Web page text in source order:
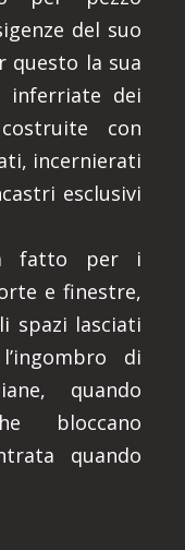
del suo
questo la sua
inferriate dei
con
incernierati
esclusivi
fatto per i
e finestre,
spazi lasciati
di
quando
bloccano
quando